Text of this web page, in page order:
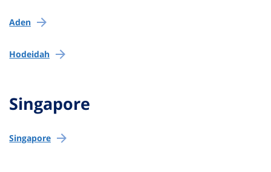
Aden
Hodeidah
Singapore
Singapore